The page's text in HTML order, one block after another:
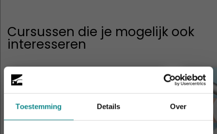
Toestemming Details Over
Cursussen die je mogelijk ook
interesseren